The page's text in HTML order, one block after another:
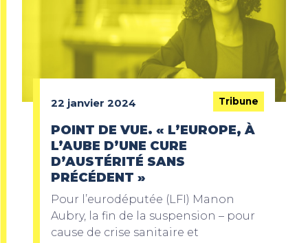
22 janvier 2024 Tribune
POINT DE VUE. « L’EUROPE, À
L’AUBE D’UNE CURE
D’AUSTÉRITÉ SANS
PRÉCÉDENT »
Pour l’eurodéputée (LFI) Manon
Aubry, la fin de la suspension – pour
cause de crise sanitaire et